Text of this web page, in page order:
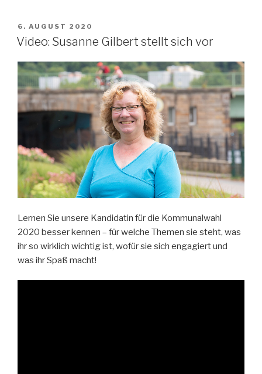
VERÖFFENTLICHT
AM
6. AUGUST 2020
Video: Susanne Gilbert stellt sich vor
Lernen Sie unsere Kandidatin für die Kommunalwahl
2020 besser kennen – für welche Themen sie steht, was
ihr so wirklich wichtig ist, wofür sie sich engagiert und
was ihr Spaß macht!